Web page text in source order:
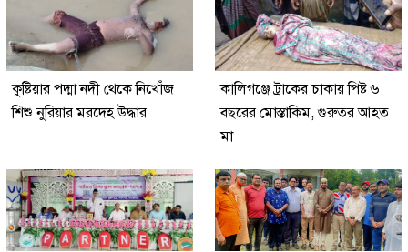
কুষ্টিয়ার পদ্মা নদী থেকে নিখোঁজ
শিশু নুরিয়ার মরদেহ উদ্ধার
কালিগঞ্জে ট্রাকের চাকায় পিষ্ট ৬
বছরের মোস্তাকিম, গুরুতর আহত
মা